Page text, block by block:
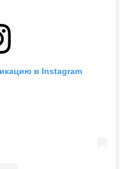
в Instagram